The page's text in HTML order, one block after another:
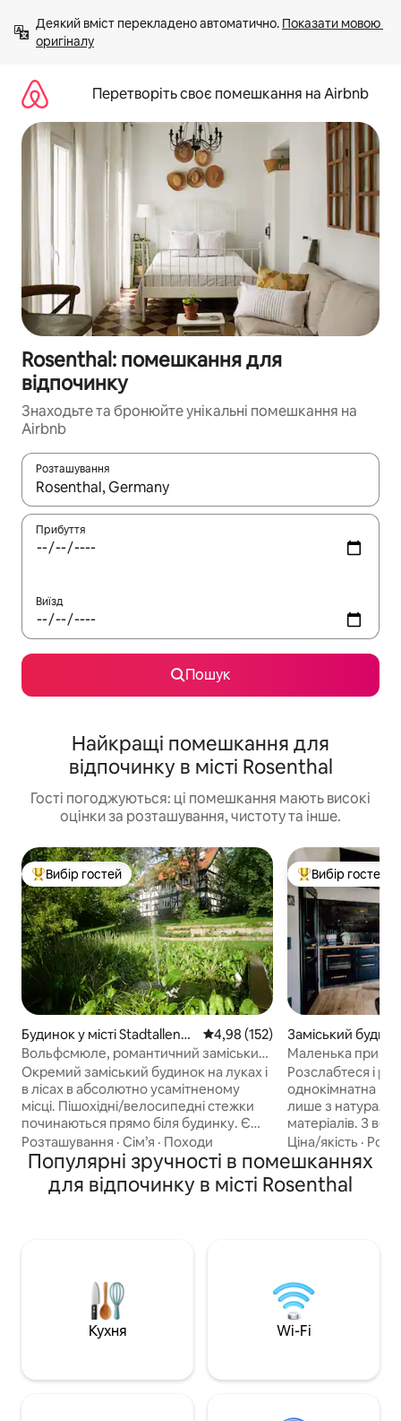
вмісту
Деякий вміст перекладено автоматично. Показати мовою
оригіналу
Перетворіть своє помешкання на Airbnb
Rosenthal: помешкання для
відпочинку
Знаходьте та бронюйте унікальні помешкання на
Airbnb
Розташування
Отримавши результати пошуку, використовуйте для
Прибуття
Виїзд
Пошук
Найкращі помешкання для
відпочинку в місті Rosenthal
Гості погоджуються: ці помешкання мають високі
оцінки за розташування, чистоту та інше.
Топ вибір гостей
Вибір гостей
Будинок у місті Stadtallend
orf
Середня оцінка: 4,98 з 5,
4,98 (152)
Вольфсмюле, романтичний заміський
будинок на природі
Окремий заміський будинок на луках і
в лісах в абсолютно усамітненому
місці. Пішохідні/велосипедні стежки
починаються прямо біля будинку. Є
чудовий критий гриль із каміном.
Красивий сад можна використовувати
різними способами. Стіл для пінг-
понгу, настільний футбол і мішень для
добре обладнана. За межами свят ми
часто можемо продовжити час
прибуття/виїзду.
Розташування · Сім’я · Походи
Топ вибір гостей
Вибір гостей
Заміський
Grünberg
Маленька
Michels
Розслабтеся і
однокімнатна
лише з
матеріалів. З великою любов 'ю до
деталей, я
деревину з
Високоякісний
відпочити. Тут,
вам цікаво, є
поспілкуватися
США;-)
Ціна/якість ·
Популярні зручності в помешканнях
для відпочинку в місті Rosenthal
Кухня Wi-Fi